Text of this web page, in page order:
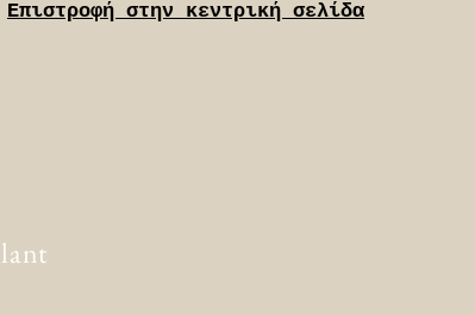
Επιστροφή στην κεντρική σελίδα